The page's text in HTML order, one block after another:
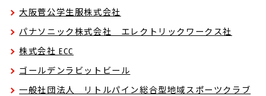
大阪菅公学生服株式会社
パナソニック株式会社 エレクトリックワークス社
株式会社 ECC
ゴールデンラビットビール
一般社団法人 リトルパイン総合型地域スポーツクラブ